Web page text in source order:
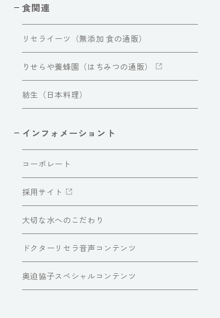
食関連
リセライーツ（無添加 食の通販）
りせらや養蜂園（はちみつの通販）
紡生（日本料理）
インフォメーショント
コーポレート
採用サイト
大切な水へのこだわり
ドクターリセラ音声コンテンツ
奥迫協子スペシャルコンテンツ